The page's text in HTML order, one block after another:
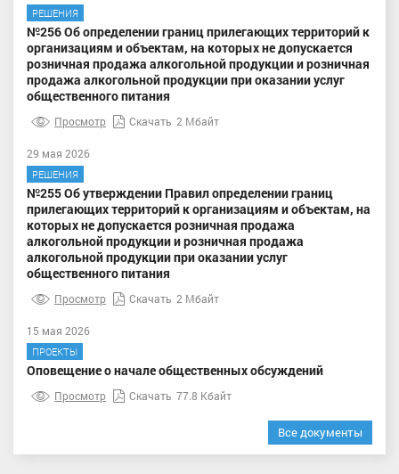
РЕШЕНИЯ
№256 Об определении границ прилегающих территорий к
организациям и объектам, на которых не допускается
розничная продажа алкогольной продукции и розничная
продажа алкогольной продукции при оказании услуг
общественного питания
Просмотр Скачать 2 Мбайт
29 мая 2026
РЕШЕНИЯ
№255 Об утверждении Правил определении границ
прилегающих территорий к организациям и объектам, на
которых не допускается розничная продажа
алкогольной продукции и розничная продажа
алкогольной продукции при оказании услуг
общественного питания
Просмотр Скачать 2 Мбайт
15 мая 2026
ПРОЕКТЫ
Оповещение о начале общественных обсуждений
Просмотр Скачать 77.8 Кбайт
Все документы